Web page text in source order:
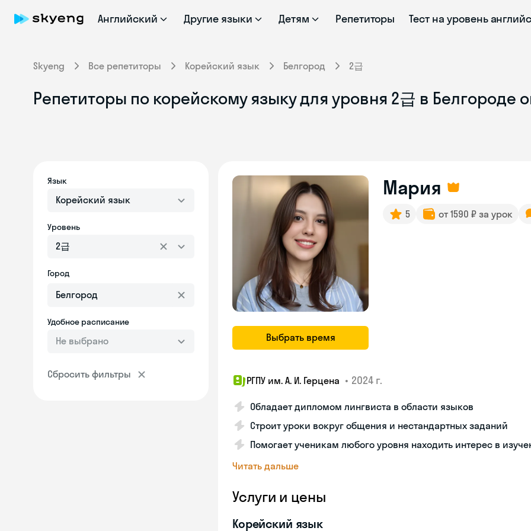
Английский Другие языки Детям Репетиторы Тест на уровень
Skyeng Все репетиторы Корейский язык Белгород 2급
Репетиторы по корейскому языку для уровня 2급 в Белгороде
Язык
Корейский язык
Уровень
2급
Город
Удобное расписание
Не выбрано
Сбросить фильтры
Выбрать время
Мария
5 от 1590 ₽ за урок
РГПУ им. А. И. Герцена • 2024 г.
Обладает дипломом лингвиста в области языков
Строит уроки вокруг общения и нестандартных заданий
Помогает ученикам любого уровня находить интерес в
Читать дальше
Услуги и цены
Корейский язык